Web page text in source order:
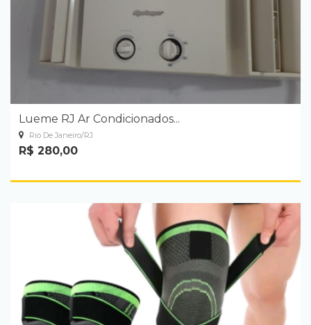
Lueme RJ Ar Condicionados...
Rio De Janeiro/RJ
R$ 280,00